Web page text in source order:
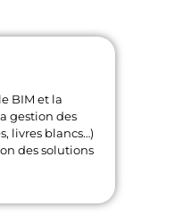
BIM et la
gestion des
livres blancs…)
des solutions